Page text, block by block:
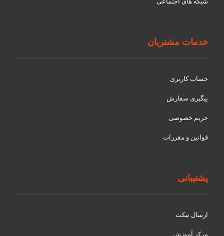
خدمات مشتریان
حساب کاربری
پیگیری سفارش
حریم خصوصی
قوانین و مقررات
پشتیبانی
ارسال تیکت
مرکز آموزش